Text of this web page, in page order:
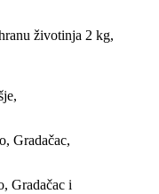
životinja 2 kg,
Gradačac,
Gradačac i